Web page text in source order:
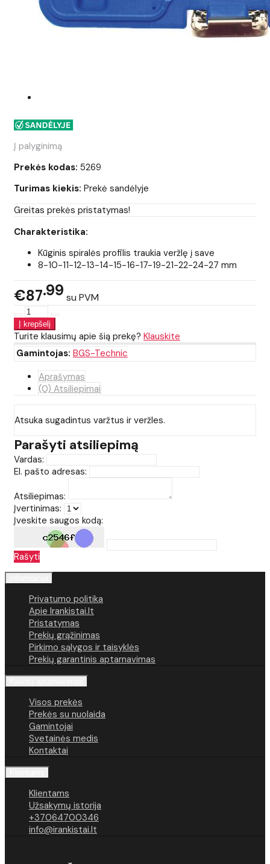
Į palyginimą
Prekės kodas: 5269
Turimas kiekis: Prekė sandėlyje
Greitas prekės pristatymas!
Charakteristika:
Kūginis spiralės profilis traukia veržlę į save
8-10-11-12-13-14-15-16-17-19-21-22-24-27 mm
€87 99 su PVM
Turite klausimų apie šią prekę? Klauskite
Gamintojas: BGS-Technic
Aprašymas
(0) Atsiliepimai
Atsuka sugadintus varžtus ir veržles.
Parašyti atsiliepimą
Vardas:
El. pašto adresas:
Atsiliepimas:
Įvertinimas:
Įveskite saugos kodą:
Rašyti
Privatumo politika
Apie Irankistai.lt
Pristatymas
Prekių grąžinimas
Pirkimo sąlygos ir taisyklės
Prekių garantinis aptarnavimas
Visos prekės
Prekės su nuolaida
Gamintojai
Svetainės medis
Kontaktai
Klientams
Užsakymų istorija
+37064700346
info@irankistai.lt